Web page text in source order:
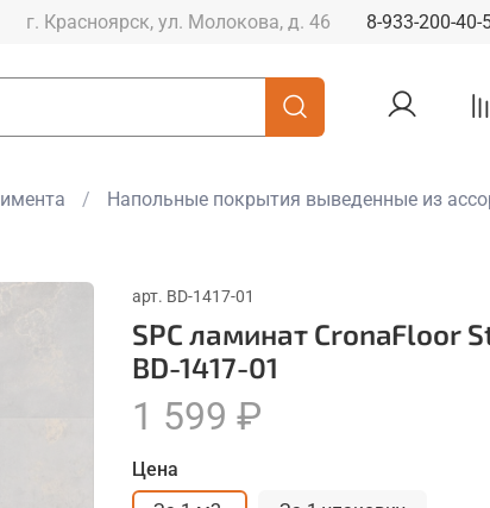
г. Красноярск, ул. Молокова, д. 46 8-933-200-40-
Напольные покрытия выведенные из
арт. BD-1417-01
SPC ламинат CronaFloor
BD-1417-01
1 599 ₽
Цена